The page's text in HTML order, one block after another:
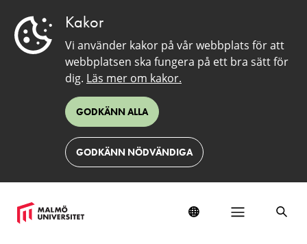
Kakor
Vi använder kakor på vår webbplats för att
webbplatsen ska fungera på ett bra sätt för
dig. Läs mer om kakor.
GODKÄNN ALLA
GODKÄNN NÖDVÄNDIGA